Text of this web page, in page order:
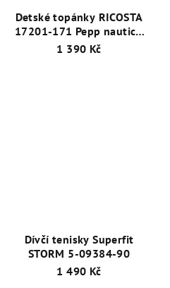
Detské topánky RICOSTA
17201-171 Pepp nautic -
barefoot
1 390 Kč
Dívčí tenisky Superfit
STORM 5-09384-90
1 490 Kč